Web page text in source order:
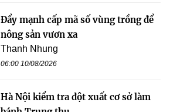
Đẩy mạnh cấp mã số vùng trồng để
nông sản vươn xa
Thanh Nhung
06:00 10/08/2026
Hà Nội kiểm tra đột xuất cơ sở làm